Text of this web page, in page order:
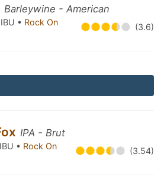
Barleywine - American
• Rock On
(3.6)
IPA - Brut
• Rock On
(3.54)